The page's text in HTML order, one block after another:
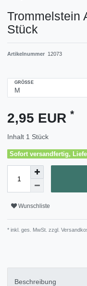
Trommelstein
Stück
Artikelnummer 12073
GRÖSSE
2,95 EUR *
Inhalt 1 Stück
Sofort versandfertig,
Wunschliste
* inkl. ges. MwSt. zzgl.
Beschreibung